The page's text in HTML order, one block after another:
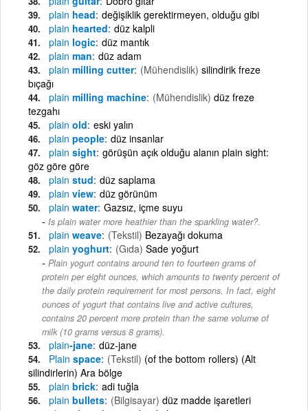
plain head değişiklik gerektirmeyen, olduğu gibi
plain hearted düz kalpli
plain logic düz mantık
plain man düz adam
plain milling cutter (Mühendislik) silindirik freze
bıçağı
plain milling machine (Mühendislik) düz freze
tezgahı
plain old eski yalın
plain people düz insanlar
plain sight görüşün açık olduğu alanın plain sight:
göz göre göre
plain stud düz saplama
plain view düz görünüm
plain water Gazsız, içme suyu
Is plain water more heathier than the sparkling water?.
plain weave (Tekstil) Bezayağı dokuma
plain yoghurt (Gıda) Sade yoğurt
Plain yogurt contains around ten to fourteen grams of
protein per eight ounces, which amounts to twenty percent of
the daily protein requirement for most persons. In fact, eight
ounces of yogurt that contains live and active cultures,
contains 20 percent more protein than the same volume of
milk (10 grams versus 8 grams).
plain-jane düz-jane
Plain space (Tekstil) (of the bottom rollers) (Alt
silindirlerin) Ara bölge
plain brick adi tuğla
plain bullets (Bilgisayar) düz madde işaretleri